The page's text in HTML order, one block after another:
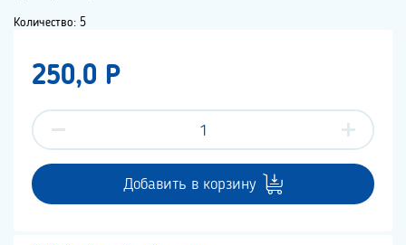
Количество: 5
250,0 P
Добавить в корзину